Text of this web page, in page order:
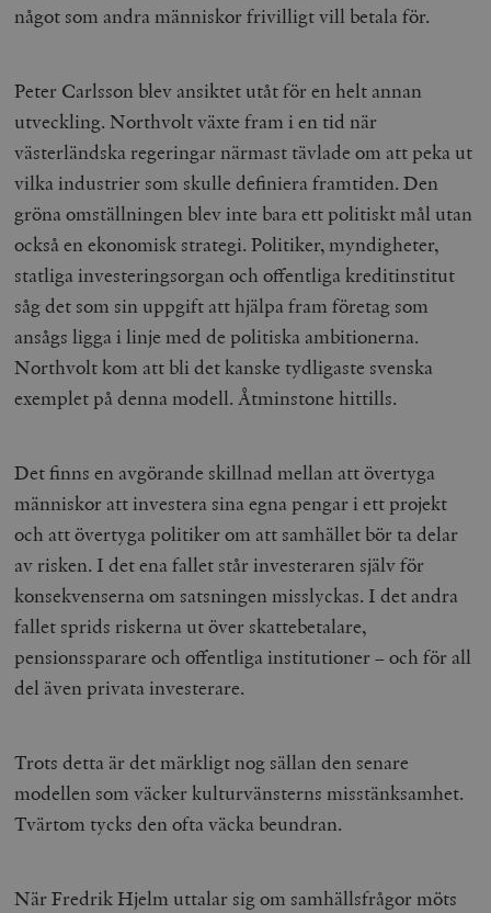
något som andra människor frivilligt vill betala för.
Peter Carlsson blev ansiktet utåt för en helt annan
utveckling. Northvolt växte fram i en tid när
västerländska regeringar närmast tävlade om att peka ut
vilka industrier som skulle definiera framtiden. Den
gröna omställningen blev inte bara ett politiskt mål utan
också en ekonomisk strategi. Politiker, myndigheter,
statliga investeringsorgan och offentliga kreditinstitut
såg det som sin uppgift att hjälpa fram företag som
ansågs ligga i linje med de politiska ambitionerna.
Northvolt kom att bli det kanske tydligaste svenska
exemplet på denna modell. Åtminstone hittills.
Det finns en avgörande skillnad mellan att övertyga
människor att investera sina egna pengar i ett projekt
och att övertyga politiker om att samhället bör ta delar
av risken. I det ena fallet står investeraren själv för
konsekvenserna om satsningen misslyckas. I det andra
fallet sprids riskerna ut över skattebetalare,
pensionssparare och offentliga institutioner – och för all
del även privata investerare.
Trots detta är det märkligt nog sällan den senare
modellen som väcker kulturvänsterns misstänksamhet.
Tvärtom tycks den ofta väcka beundran.
När Fredrik Hjelm uttalar sig om samhällsfrågor möts